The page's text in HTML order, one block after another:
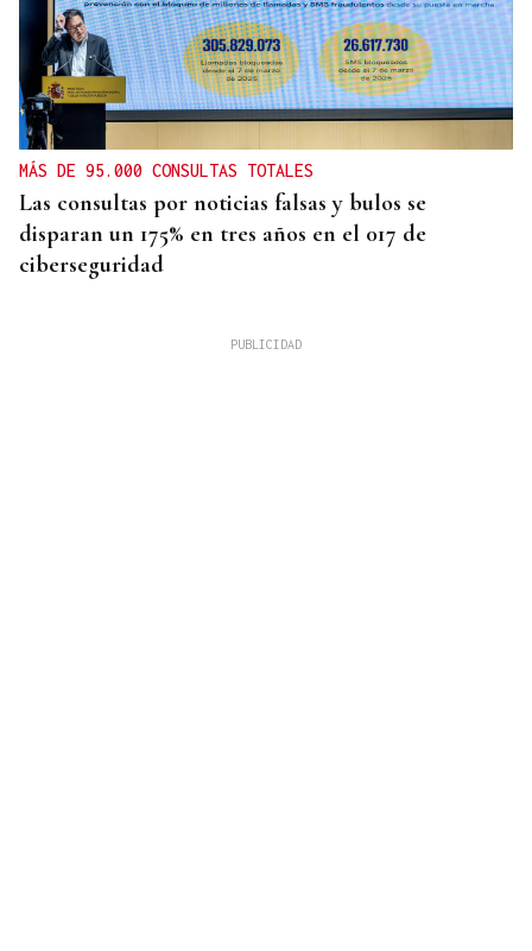
MÁS DE 95.000 CONSULTAS TOTALES
Las consultas por noticias falsas y bulos se
disparan un 175% en tres años en el 017 de
ciberseguridad